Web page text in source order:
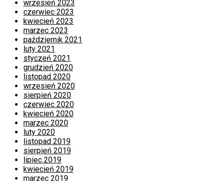
wrzesień 2023
czerwiec 2023
kwiecień 2023
marzec 2023
październik 2021
luty 2021
styczeń 2021
grudzień 2020
listopad 2020
wrzesień 2020
sierpień 2020
czerwiec 2020
kwiecień 2020
marzec 2020
luty 2020
listopad 2019
sierpień 2019
lipiec 2019
kwiecień 2019
marzec 2019